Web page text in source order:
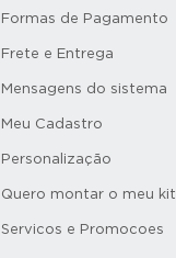
Formas de Pagamento
Frete e Entrega
Mensagens do sistema
Meu Cadastro
Personalização
Quero montar o meu kit
Servicos e Promocoes